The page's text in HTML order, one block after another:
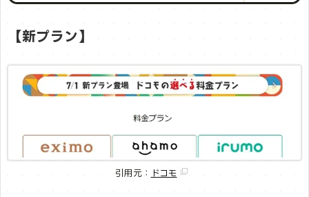
【新プラン】
引用元： ドコモ